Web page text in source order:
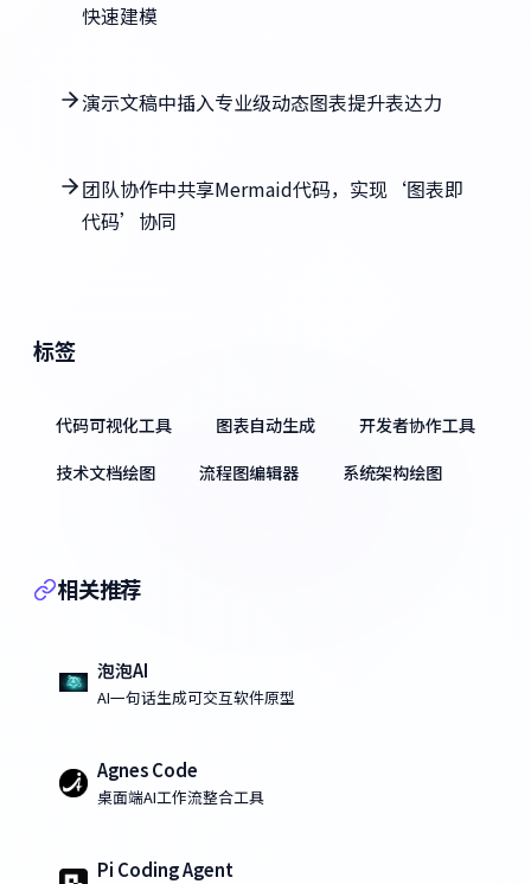
快速建模
演示文稿中插入专业级动态图表提升表达力
团队协作中共享Mermaid代码，实现‘图表即
代码’协同
标签
代码可视化工具 图表自动生成
开发者协作工具
技术文档绘图
流程图编辑器 系统架构绘图
相关推荐
泡泡AI
AI一句话生成可交互软件原型
Agnes Code
桌面端AI工作流整合工具
Pi Coding Agent